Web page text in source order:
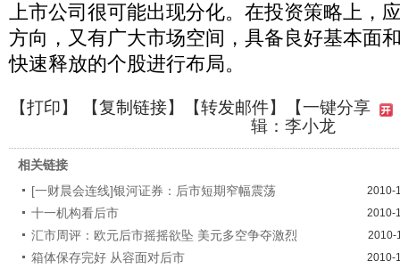
上市公司很可能出现分化。在投资策略上，
方向，又有广大市场空间，具备良好基本面
快速释放的个股进行布局。
【打印】 【复制链接】【转发邮件】
【一键分享
辑：李小龙
相关链接
[一财晨会连线]银河证券：后市短期窄幅震荡
2010-
十一机构看后市 2010-
汇市周评：欧元后市摇摇欲坠 美元多空争夺激烈 2010-
箱体保存完好 从容面对后市 2010-